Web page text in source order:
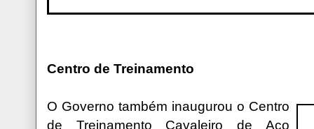
Centro de Treinamento
O Governo também inaugurou o Centro
de Treinamento Cavaleiro de Aço